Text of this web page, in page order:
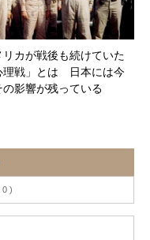
リカが戦後も続けていた
理戦」とは 日本には今
の影響が残っている
0 )